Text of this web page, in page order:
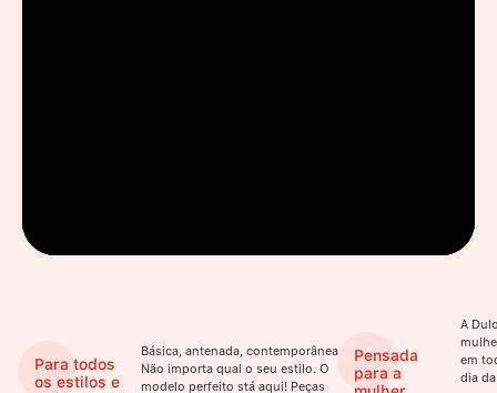
Para todos
os estilos e
Básica, antenada, contemporânea.
Não importa qual o seu estilo. O
modelo perfeito stá aqui! Peças
Pensada
para a
A
em
dia